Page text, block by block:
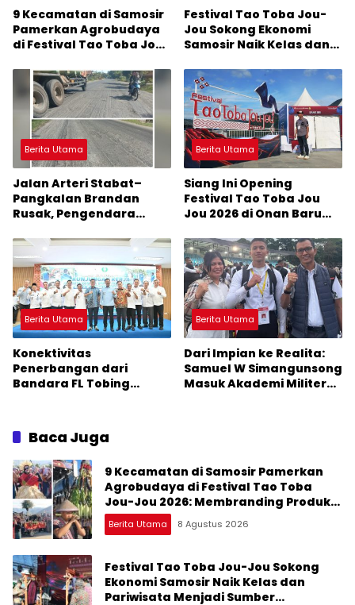
9 Kecamatan di Samosir
Pamerkan Agrobudaya
di Festival Tao Toba Jou-
Produk Lokal agar
Terkenal
Festival Tao Toba Jou-
Jou Sokong Ekonomi
Samosir Naik Kelas dan
Sumber Pertumbuhan
Ekonomi Baru
Berita Utama
Jalan Arteri Stabat–
Pangkalan Brandan
Rusak, Pengendara
Berita Utama
Siang Ini Opening
Festival Tao Toba Jou
Jou 2026 di Onan Baru
Dihibur Marsada Band
Berita Utama
Konektivitas
Penerbangan dari
Bandara FL Tobing
DPR RI Muhammad Lokot
Nasution
Berita Utama
Dari Impian ke Realita:
Samuel W Simangunsong
Masuk Akademi Militer
Baca Juga
9 Kecamatan di Samosir Pamerkan
Agrobudaya di Festival Tao Toba
Jou-Jou 2026: Membranding Produk
Lokal agar Terkenal
Berita Utama 8 Agustus 2026
Festival Tao Toba Jou-Jou Sokong
Ekonomi Samosir Naik Kelas dan
Pariwisata Menjadi Sumber